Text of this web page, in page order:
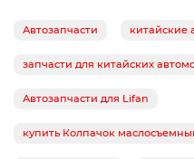
Автозапчасти китайские
запчасти для китайских
Автозапчасти для Lifan
купить Колпачок